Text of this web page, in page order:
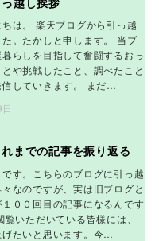
は。 楽天ブログから引っ越
。たかしと申します。 当ブ
らしを目指して奮闘するおっ
や挑戦したこと、調べたこと
信していきます。 まだ…
れまでの記事を振り返る
す。こちらのブログに引っ越
なのですが、実は旧ブログと
００回目の記事になるんです
覧いただいている皆様には、
たいと思います。今…